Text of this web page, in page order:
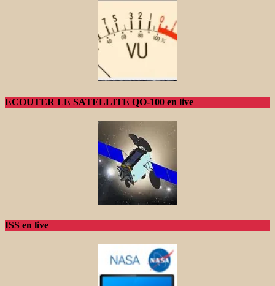
ECOUTER LE SATELLITE QO-100 en live
ISS en live